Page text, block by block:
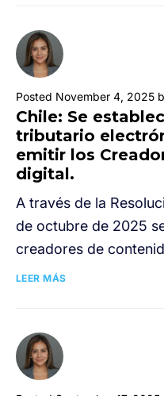
Posted November 4, 2025
Chile: Se
tributario
emitir los
digital.
A través de la
de octubre de 2025
creadores de
LEER MÁS